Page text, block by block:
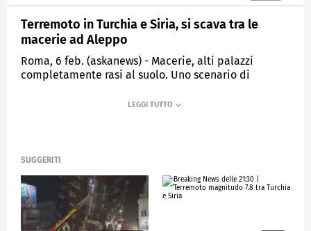
Terremoto in Turchia e Siria, si scava tra le
macerie ad Aleppo
Roma, 6 feb. (askanews) - Macerie, alti palazzi
completamente rasi al suolo. Uno scenario di
dopo il potente sisma di magnitudo 7.8 che ha
C'è stata anche una nuova scossa di magnitudo 7.5
registrata nella parte centrale della Turchia alle
10:24 del mattino, le 11:24 in Italia. È stata avvertita
anche a Damasco, Latakia e altre zone della Siria.
SUGGERITI